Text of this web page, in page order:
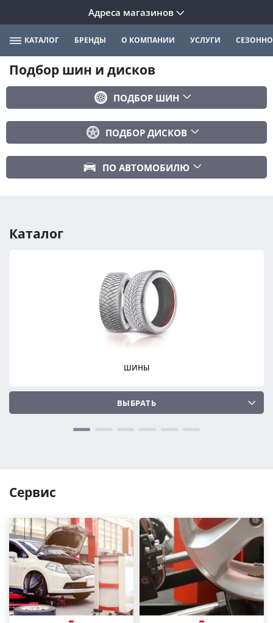
Адреса магазинов
КАТАЛОГ БРЕНДЫ О КОМПАНИИ УСЛУГИ
Подбор шин и дисков
ПОДБОР ШИН
Сбросить
ПОДБОР ДИСКОВ
ПОДОБРАТЬ
Сбросить
ПО АВТОМОБИЛЮ
Год авто
ПОДОБРАТЬ
Сбросить
Каталог
ШИНЫ
ВЫБРАТЬ
Сервис